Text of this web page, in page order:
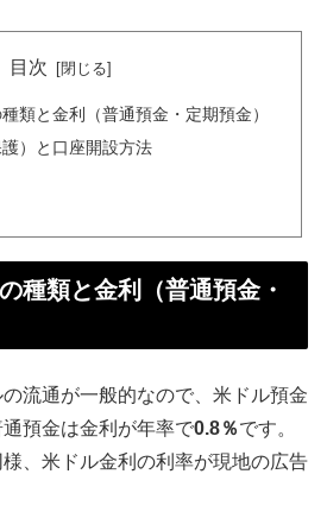
目次
類と金利（普通預金・定期預金）
）と口座開設方法
種類と金利（普通預金・
流通が一般的なので、米ドル預金
預金は金利が年率で0.8％です。
、米ドル金利の利率が現地の広告